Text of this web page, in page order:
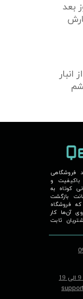
بعد
انبار
فروشگاهی
باکیفیت و
کوتاه به
بازگشت
فروشگاه
بر روی آن‌ها کار
ثابت